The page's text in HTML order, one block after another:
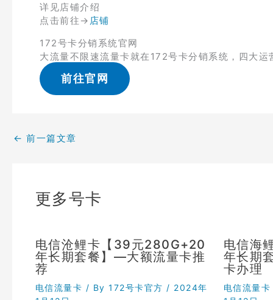
详见店铺介绍
点击前往→ 店铺
172号卡分销系统官网
大流量不限速流量卡就在172号卡分销系统，四大运
前往官网
← 前一篇文章
更多号卡
电信沧鲤卡【39元280G+20
年长期套餐】—大额流量卡推
荐
电信流量卡 / By 172号卡官方 / 2024年
电信海
年长期
卡办理
电信流量卡